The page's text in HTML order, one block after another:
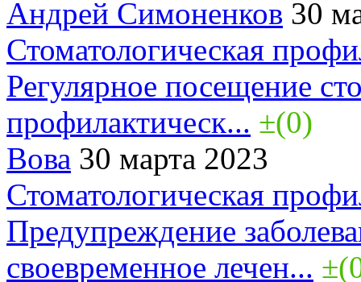
Андрей Симоненков 30
Стоматологическая
Регулярное посещение
профилактическ... ±(0)
Вова 30 марта 2023
Стоматологическая
Предупреждение
своевременное лечен...